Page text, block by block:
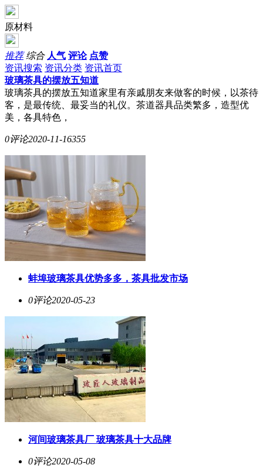
原材料
推荐 综合 人气 评论 点赞
资讯搜索 资讯分类 资讯首页
玻璃茶具的摆放五知道
玻璃茶具的摆放五知道家里有亲戚朋友来做客的时候，以茶待
客，是最传统、最妥当的礼仪。茶道器具品类繁多，造型优
美，各具特色，
0评论2020-11-16355
蚌埠玻璃茶具优势多多，茶具批发市场
0评论2020-05-23
河间玻璃茶具厂 玻璃茶具十大品牌
0评论2020-05-08